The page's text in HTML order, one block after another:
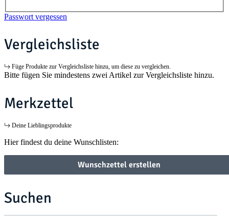
Passwort vergessen
Vergleichsliste
Füge Produkte zur Vergleichsliste hinzu, um diese zu vergleichen.
Bitte fügen Sie mindestens zwei Artikel zur Vergleichsliste hinzu.
Merkzettel
Deine Lieblingsprodukte
Hier findest du deine Wunschlisten:
Wunschzettel erstellen
Suchen